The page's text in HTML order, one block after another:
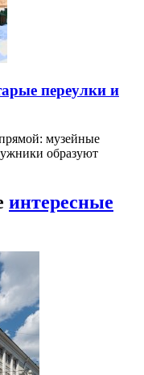
переулки и
музейные
образуют
интересные